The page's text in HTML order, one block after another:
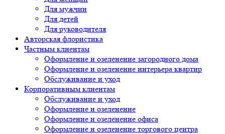
Для мужчин
Для детей
Для руководителя
Авторская флористика
Частным клиентам
Оформление и озеленение загородного дома
Оформление и озеленение интерьера квартир
Обслуживание и уход
Корпоративным клиентам
Обслуживание и уход
Оформление и озеленение
Оформление и озеленение офиса
Оформление и озеленение торгового центра